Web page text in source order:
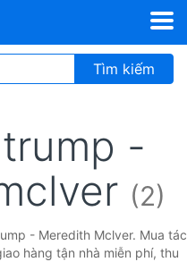
Tìm kiếm
-
(2)
- Meredith Mclver. Mua tác
hàng tận nhà miễn phí, thu